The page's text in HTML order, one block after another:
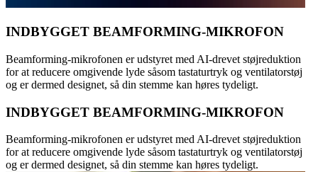
INDBYGGET BEAMFORMING-MIKROFON
Beamforming-mikrofonen er udstyret med AI-drevet støjreduktion
for at reducere omgivende lyde såsom tastaturtryk og ventilatorstøj
og er dermed designet, så din stemme kan høres tydeligt.
INDBYGGET BEAMFORMING-MIKROFON
Beamforming-mikrofonen er udstyret med AI-drevet støjreduktion
for at reducere omgivende lyde såsom tastaturtryk og ventilatorstøj
og er dermed designet, så din stemme kan høres tydeligt.